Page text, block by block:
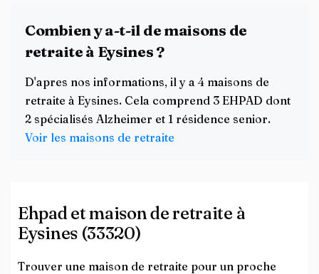
Combien y a-t-il de maisons de
retraite à Eysines ?
D'apres nos informations, il y a 4 maisons de
retraite à Eysines. Cela comprend 3 EHPAD dont
2 spécialisés Alzheimer et 1 résidence senior.
Voir les maisons de retraite
Ehpad et maison de retraite à
Eysines (33320)
Trouver une maison de retraite pour un proche